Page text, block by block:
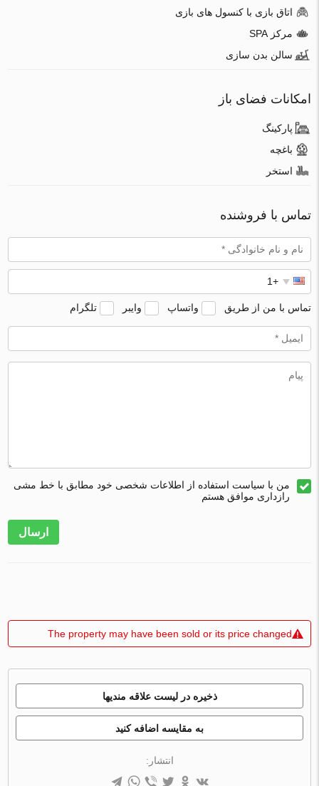
اتاق بازی با کنسول های بازی
مرکز SPA
سالن بدن سازی
امکانات فضای باز
پارکینگ
باغچه
استخر
تماس با فروشنده
تماس با من از طریق واتساپ وایبر تلگرام
من با سیاست استفاده از اطلاعات شخصی خود مطابق با خط مشی
رازداری موافق هستم
ارسال
The property may have been sold or its price changed
ذخیره در لیست علاقه مندیها
به مقایسه اضافه کنید
انتشار: